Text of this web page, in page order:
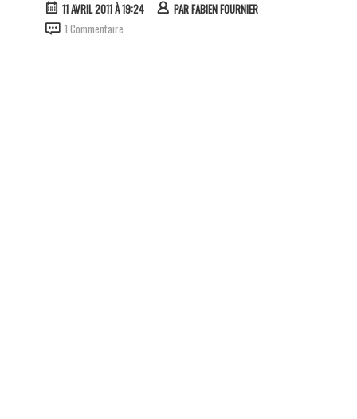
11 AVRIL 2011 À 19:24 PARFABIEN FOURNIER
1 Commentaire